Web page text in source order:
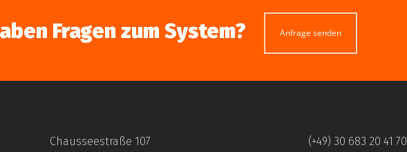
Fragen zum System? Anfrage senden
Chausseestraße 107
(+49) 30 683 20 41 70